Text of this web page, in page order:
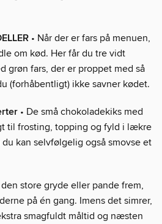
• Når der er fars på menuen,
om kød. Her får du tre vidt
grøn fars, der er proppet med så
(forhåbentligt) ikke savner kødet.
• De små chokoladekiks med
til frosting, topping og fyld i lækre
kan selvfølgelig også smovse et
den store gryde eller pande frem,
på én gang. Imens det simrer,
smagfuldt måltid og næsten